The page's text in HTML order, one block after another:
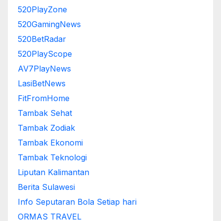
520PlayZone
520GamingNews
520BetRadar
520PlayScope
AV7PlayNews
LasiBetNews
FitFromHome
Tambak Sehat
Tambak Zodiak
Tambak Ekonomi
Tambak Teknologi
Liputan Kalimantan
Berita Sulawesi
Info Seputaran Bola Setiap hari
ORMAS TRAVEL